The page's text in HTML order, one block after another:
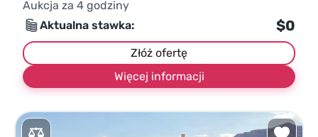
Aukcja za 4 godziny
Aktualna stawka:
$0
Złóż ofertę
Więcej informacji